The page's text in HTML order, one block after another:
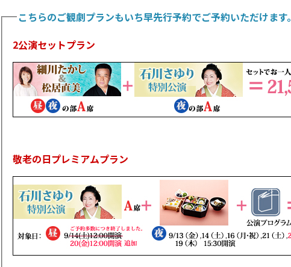
こちらのご観劇プランもいち早先行予約でご予約いただけます。
2公演セットプラン
敬老の日プレミアムプラン